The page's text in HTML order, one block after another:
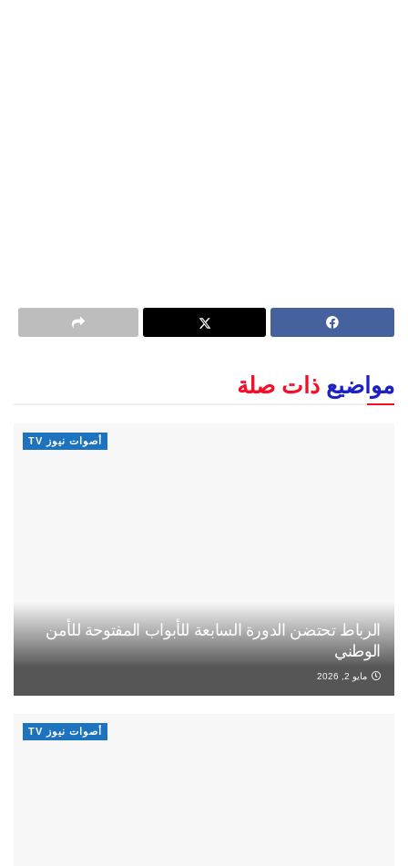
مواضيع ذات صلة
أصوات نيوز TV
الرباط تحتضن الدورة السابعة للأبواب المفتوحة للأمن
الوطني
مايو 2, 2026
أصوات نيوز TV